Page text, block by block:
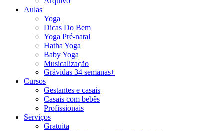
Aulas
Yoga
Dicas Do Bem
Yoga Pré-natal
Hatha Yoga
Baby Yoga
Musicalização
Grávidas 34 semanas+
Cursos
Gestantes e casais
Casais com bebês
Profissionais
Serviços
Gratuita